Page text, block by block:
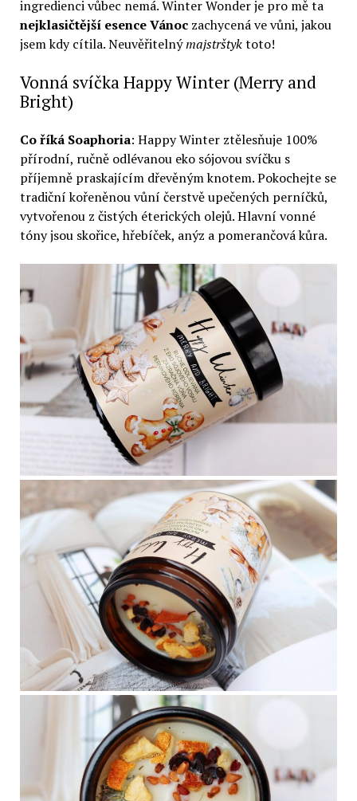
ingredienci vůbec nemá. Winter Wonder je pro mě ta
nejklasičtější esence Vánoczachycená ve vůni, jakou
jsem kdy cítila. Neuvěřitelnýmajstrštyktoto!
Vonná svíčka Happy Winter (Merry and
Bright)
Co říká Soaphoria: Happy Winter ztělesňuje 100%
přírodní, ručně odlévanou eko sójovou svíčku s
příjemně praskajícím dřevěným knotem. Pokochejte se
tradiční kořeněnou vůní čerstvě upečených perníčků,
vytvořenou z čistých éterických olejů. Hlavní vonné
tóny jsou skořice, hřebíček, anýz a pomerančová kůra.